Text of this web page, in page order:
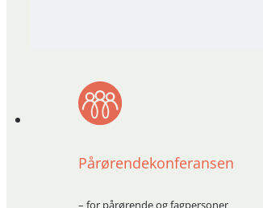
Pårørendekonferansen
– for pårørende og fagpersoner